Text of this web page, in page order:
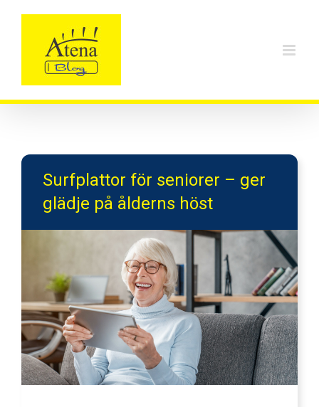
Surfplattor för seniorer – ger
glädje på ålderns höst